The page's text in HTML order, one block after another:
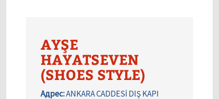
AYŞE
HAYATSEVEN
(SHOES STYLE)
Адрес:ANKARA CADDESİ DIŞ KAPI